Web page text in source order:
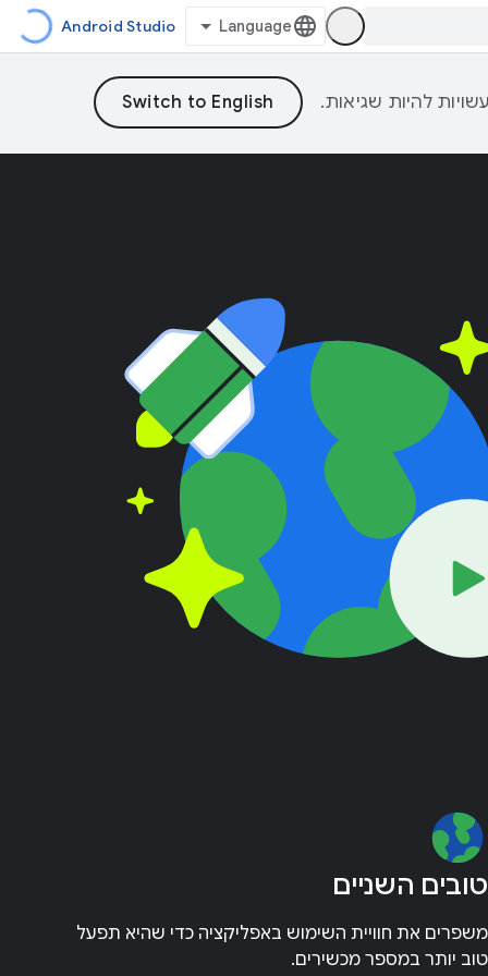
Android Studio
טובים השניים
משפרים את חוויית השימוש באפליקציה כדי שהיא תפעל
טוב יותר במספר מכשירים.